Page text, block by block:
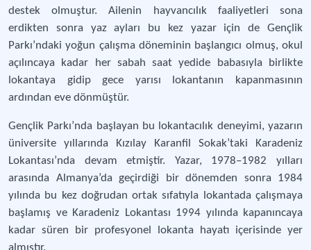
destek olmuştur. Ailenin hayvancılık faaliyetleri sona
erdikten sonra yaz ayları bu kez yazar için de Gençlik
Parkı’ndaki yoğun çalışma döneminin başlangıcı olmuş, okul
açılıncaya kadar her sabah saat yedide babasıyla birlikte
lokantaya gidip gece yarısı lokantanın kapanmasının
ardından eve dönmüştür.
Gençlik Parkı’nda başlayan bu lokantacılık deneyimi, yazarın
üniversite yıllarında Kızılay Karanfil Sokak’taki Karadeniz
Lokantası’nda devam etmiştir. Yazar, 1978–1982 yılları
arasında Almanya’da geçirdiği bir dönemden sonra 1984
yılında bu kez doğrudan ortak sıfatıyla lokantada çalışmaya
başlamış ve Karadeniz Lokantası 1994 yılında kapanıncaya
kadar süren bir profesyonel lokanta hayatı içerisinde yer
almıştır.